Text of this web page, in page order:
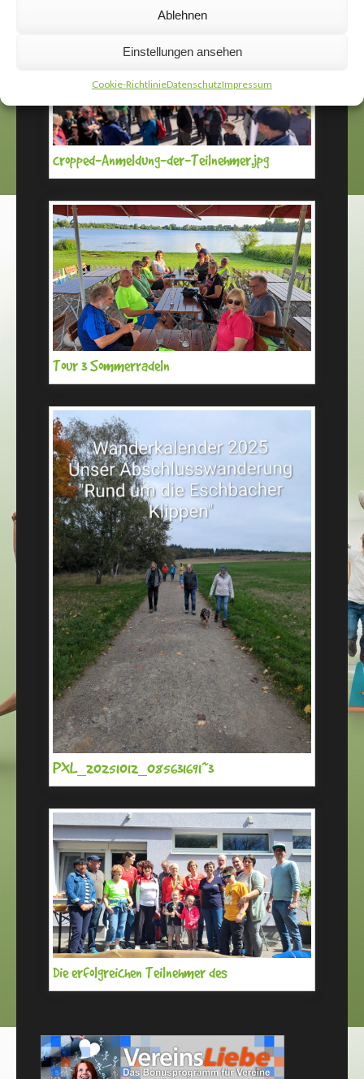
Ablehnen
Einstellungen ansehen
Cookie-RichtlinieDatenschutzImpressum
cropped-Anmeldung-der-Teilnehmer.jpg
Tour 3 Sommerradeln
PXL_20251012_085631691~3
Die erfolgreichen Teilnehmer des
Gauwandertages gemeinsam mit Andre‘
Mittelhessen